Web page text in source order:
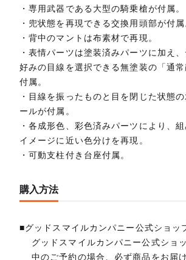
・専用武器である大型の騎乗槍が付属。
・兜状態を再現できる交換用頭部が付属
・背中のマントは布素材で再現。
・表情パーツは塗装済みパーツに加え
好みの目線を選択できる無塗装の「通
付属。
・目線を振ったものと目を閉じた状態
ールが付属。
・各成形色、彩色済みパーツにより、
イメージに近い色分けを再現。
・可動支柱付き台座付属。
購入方法
■グッドスマイルカンパニー公式ショッ
グッドスマイルカンパニー公式ショ
中のご予約の場合、必ず商品をお届